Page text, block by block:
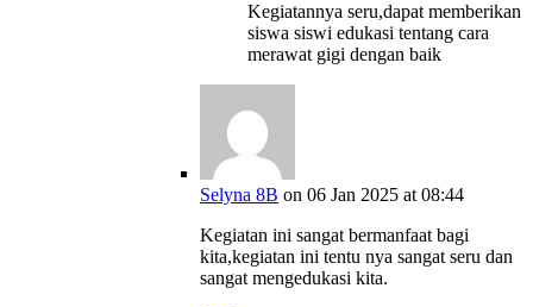
Kegiatannya seru,dapat memberikan
siswa siswi edukasi tentang cara
merawat gigi dengan baik
Selyna 8B on 06 Jan 2025 at 08:44
Kegiatan ini sangat bermanfaat bagi
kita,kegiatan ini tentu nya sangat seru dan
sangat mengedukasi kita.